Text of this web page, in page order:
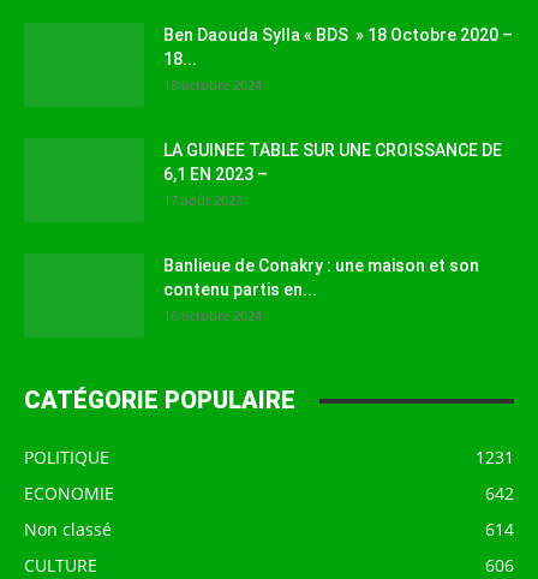
Ben Daouda Sylla « BDS » 18 Octobre 2020 –
18...
18 octobre 2024
LA GUINEE TABLE SUR UNE CROISSANCE DE
6,1 EN 2023 –
17 août 2023
Banlieue de Conakry : une maison et son
contenu partis en...
16 octobre 2024
CATÉGORIE POPULAIRE
POLITIQUE
1231
ECONOMIE
642
Non classé
614
CULTURE
606